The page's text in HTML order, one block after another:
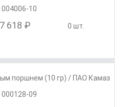
10
7 618 ₽ 0 шт.
поршнем (10 гр) / ПАО Камаз
09